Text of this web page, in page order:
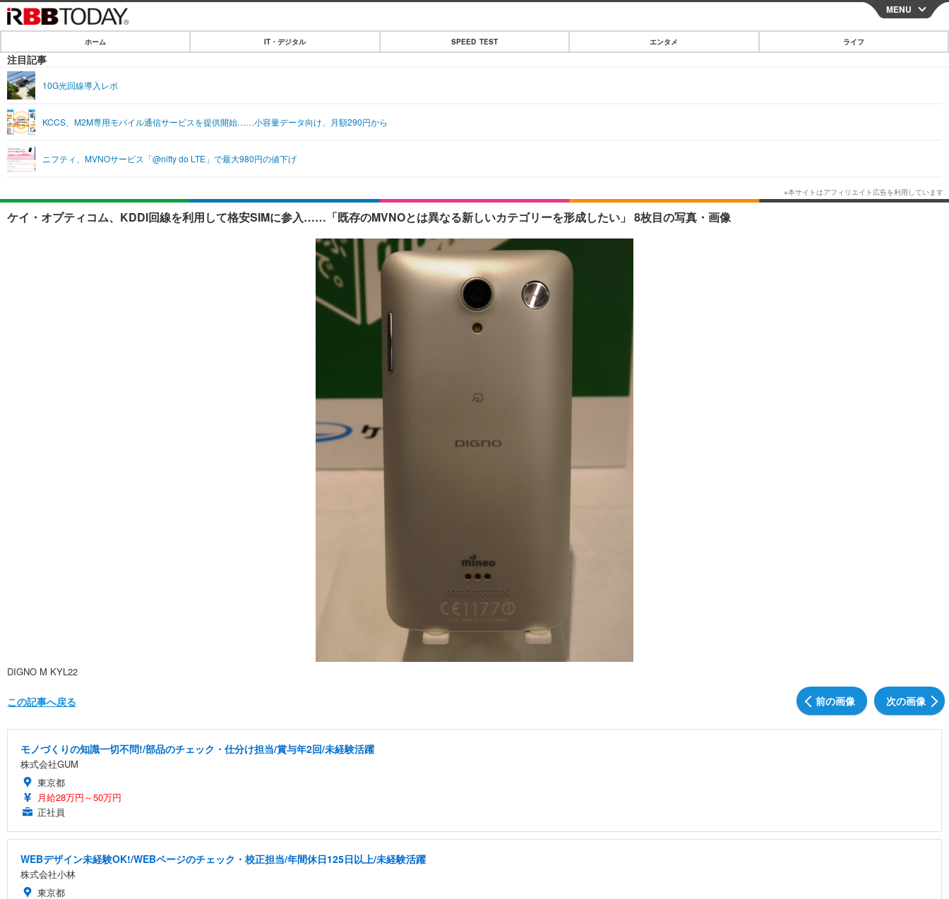
CLOSE
IT・デジタル
ショッピング
SPEED TEST
エンタメ
エンタメTOP
音楽 スポーツ
ライフ
ライフTOP グルメ
ペット ショッピング
リリース一覧
MENU
ホーム IT・デジタル SPEED TEST エンタメ ライフ
注目記事
10G光回線導入レポ
KCCS、M2M専用モバイル通信サービスを提供開始……小容量データ向け、月額290円から
ニフティ、MVNOサービス「@nifty do LTE」で最大980円の値下げ
ケイ・オプティコム、KDDI回線を利用して格安SIMに参入……「既存のMVNOとは異なる新しいカテゴリーを形成したい」 8枚目の写真・画像
DIGNO M KYL22
前の画像 次の画像
この記事へ戻る
モノづくりの知識一切不問!/部品のチェック・仕分け担当/賞与年2回/未経験活躍
株式会社GUM
東京都
月給28万円～50万円
正社員
WEBデザイン未経験OK!/WEBページのチェック・校正担当/年間休日125日以上/未経験活躍
株式会社小林
東京都